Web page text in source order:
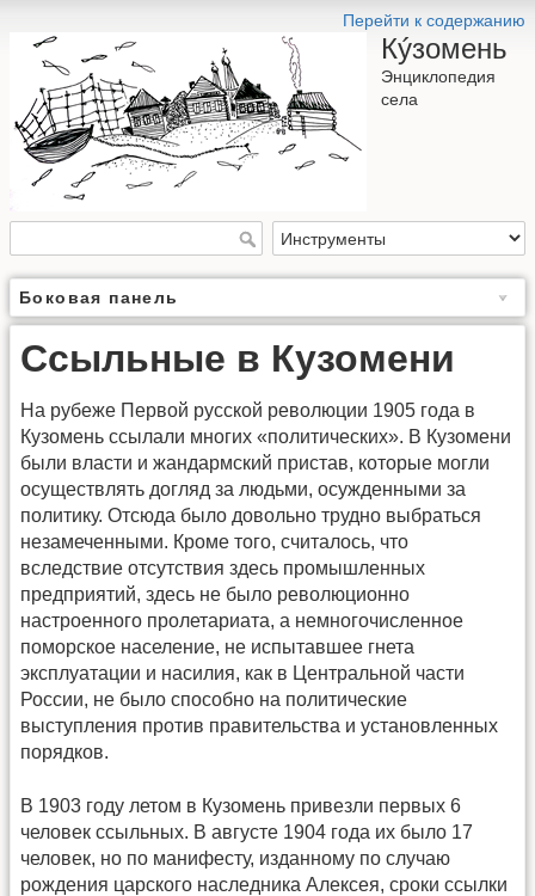
Перейти к содержанию
Кýзомень
Энциклопедия
села
Боковая панель
Ссыльные в Кузомени
На рубеже Первой русской революции 1905 года в
Кузомень ссылали многих «политических». В Кузомени
были власти и жандармский пристав, которые могли
осуществлять догляд за людьми, осужденными за
политику. Отсюда было довольно трудно выбраться
незамеченными. Кроме того, считалось, что
вследствие отсутствия здесь промышленных
предприятий, здесь не было революционно
настроенного пролетариата, а немногочисленное
поморское население, не испытавшее гнета
эксплуатации и насилия, как в Центральной части
России, не было способно на политические
выступления против правительства и установленных
порядков.
В 1903 году летом в Кузомень привезли первых 6
человек ссыльных. В августе 1904 года их было 17
человек, но по манифесту, изданному по случаю
рождения царского наследника Алексея, сроки ссылки